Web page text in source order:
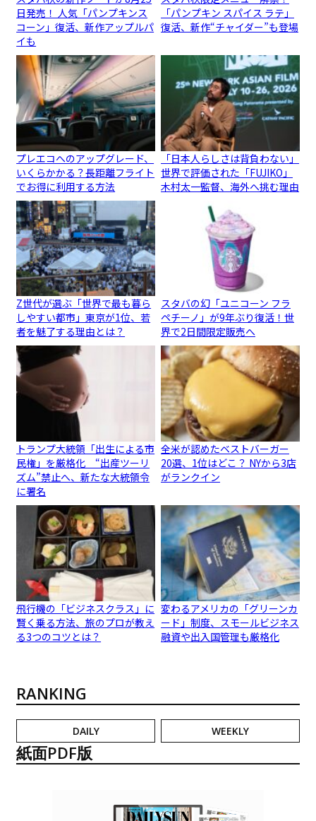
日発売！ 人気「パンプキンス
コーン」復活、新作アップルパ
イも
「パンプキン スパイス ラテ」
復活、新作“チャイダー”も登場
プレエコへのアップグレード、
いくらかかる？長距離フライト
でお得に利用する方法
「日本人らしさは背負わない」
世界で評価された「FUJIKO」
木村太一監督、海外へ挑む理由
Z世代が選ぶ「世界で最も暮ら
しやすい都市」東京が1位、若
者を魅了する理由とは？
スタバの幻「ユニコーン フラ
ペチーノ」が9年ぶり復活！世
界で2日間限定販売へ
トランプ大統領「出生による市
民権」を厳格化 “出産ツーリ
ズム”禁止へ、新たな大統領令
に署名
全米が認めたベストバーガー
20選、1位はどこ？ NYから3店
がランクイン
飛行機の「ビジネスクラス」に
賢く乗る方法、旅のプロが教え
る3つのコツとは？
変わるアメリカの「グリーンカ
ード」制度、スモールビジネス
融資や出入国管理も厳格化
RANKING
DAILY WEEKLY
紙面PDF版